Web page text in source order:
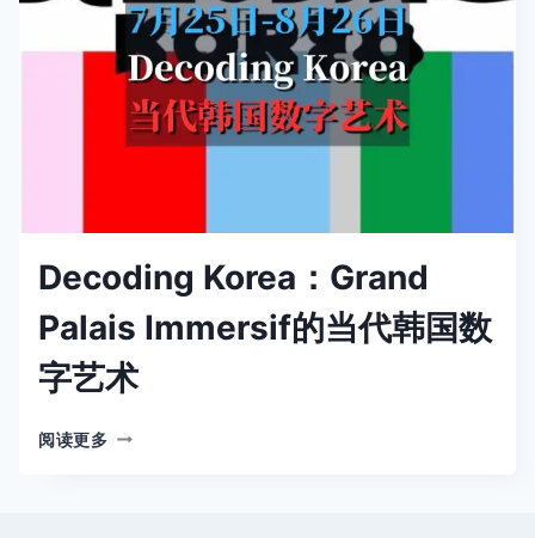
术
Decoding Korea：Grand
Palais Immersif的当代韩国数
字艺术
阅读更多 DECODING